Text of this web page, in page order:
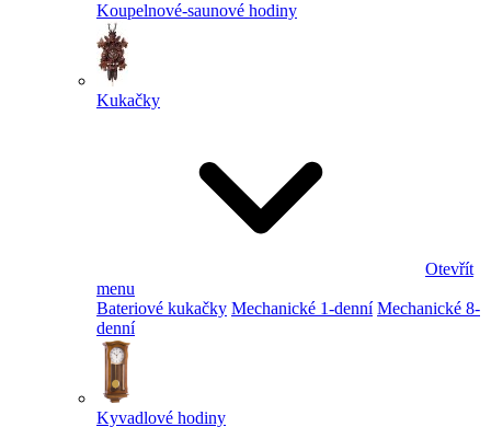
Koupelnové-saunové hodiny
Kukačky
Otevřít
menu
Bateriové kukačky Mechanické 1-denní Mechanické 8-
denní
Kyvadlové hodiny